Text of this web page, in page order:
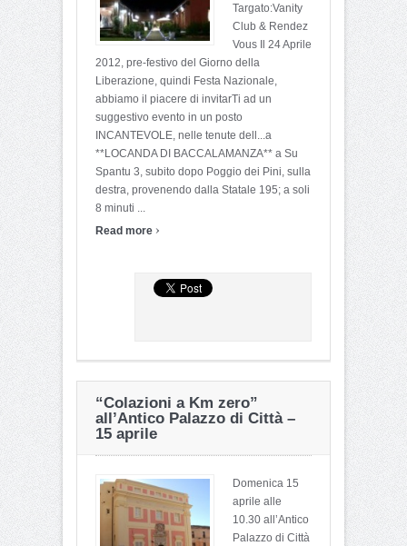
Targato:Vanity
Club & Rendez
Vous Il 24 Aprile
2012, pre-festivo del Giorno della
Liberazione, quindi Festa Nazionale,
abbiamo il piacere di invitarTi ad un
suggestivo evento in un posto
INCANTEVOLE, nelle tenute dell...a
**LOCANDA DI BACCALAMANZA** a Su
Spantu 3, subito dopo Poggio dei Pini, sulla
destra, provenendo dalla Statale 195; a soli
8 minuti ...
Read more ›
“Colazioni a Km zero”
all’Antico Palazzo di Città –
15 aprile
Domenica 15
aprile alle
10.30 all’Antico
Palazzo di Città